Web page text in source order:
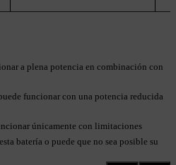
a plena potencia en combinación con
funcionar con una potencia reducida
únicamente con limitaciones
batería o puede que no sea posible su